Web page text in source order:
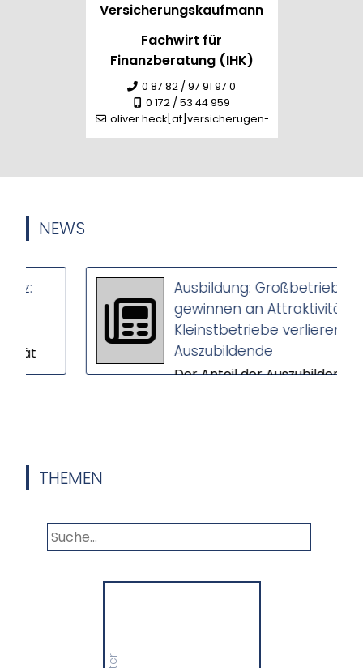
Versicherungskaufmann
Fachwirt für
Finanzberatung (IHK)
0 87 82 / 97 91 97 0
0 172 / 53 44 959
oliver.heck[at]versicherugen-heck.de
NEWS
Ausbildung: Großbetriebe
gewinnen an Attraktivität –
Kleinstbetriebe verlieren
Auszubildende
Der Anteil der Auszubildenden
THEMEN
Gewerbethemen. Bleiben